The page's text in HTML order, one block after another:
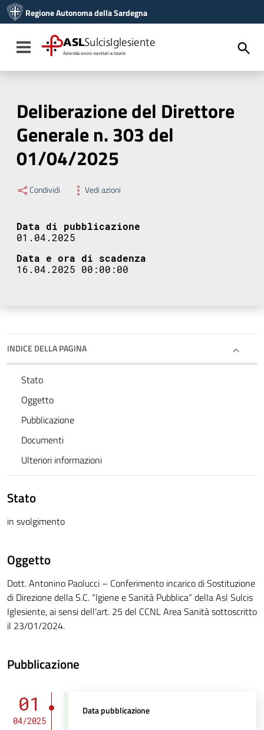
Vai al menu di navigazione
Vai al footer
Regione Autonoma della Sardegna
Toggle navigation
ASLSulcisIglesiente
Azienda socio-sanitaria locale
Deliberazione del Direttore
Generale n. 303 del
01/04/2025
Condividi Vedi azioni
Data di pubblicazione
01.04.2025
Data e ora di scadenza
16.04.2025 00:00:00
INDICE DELLA PAGINA
Stato
Oggetto
Pubblicazione
Documenti
Ulteriori informazioni
Stato
in svolgimento
Oggetto
Dott. Antonino Paolucci – Conferimento incarico di Sostituzione
di Direzione della S.C. “Igiene e Sanità Pubblica” della Asl Sulcis
Iglesiente, ai sensi dell’art. 25 del CCNL Area Sanità sottoscritto
il 23/01/2024.
Pubblicazione
01
04/2025
Data pubblicazione